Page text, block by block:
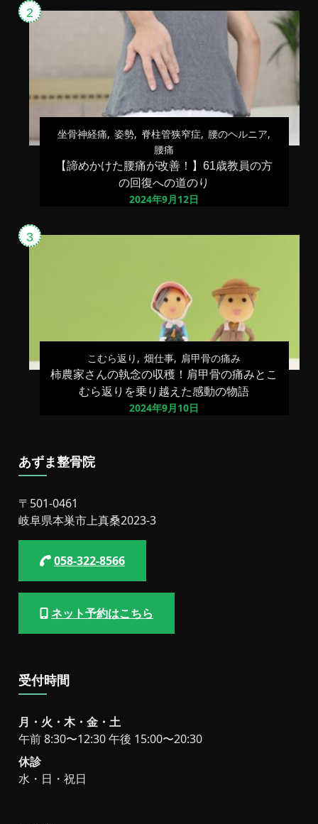
坐骨神経痛 姿勢 脊柱管狭窄症
腰のヘルニア
腰痛
【諦めかけた腰痛が改善！】61歳教員の方
の回復への道のり
2024年9月12日
こむら返り 畑仕事 肩甲骨の痛み
柿農家さんの執念の収穫！肩甲骨の痛みとこ
むら返りを乗り越えた感動の物語
2024年9月10日
あずま整骨院
〒501-0461
岐阜県本巣市上真桑2023-3
058-322-8566
ネット予約はこちら
受付時間
月・火・木・金・土
午前 8:30〜12:30 午後 15:00〜20:30
休診
水・日・祝日